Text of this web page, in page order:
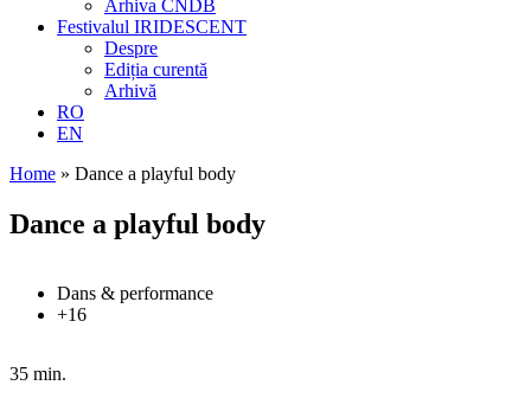
Arhiva CNDB
Festivalul IRIDESCENT
Despre
Ediția curentă
Arhivă
RO
EN
Home » Dance a playful body
Dance a playful body
Dans & performance
+16
35 min.